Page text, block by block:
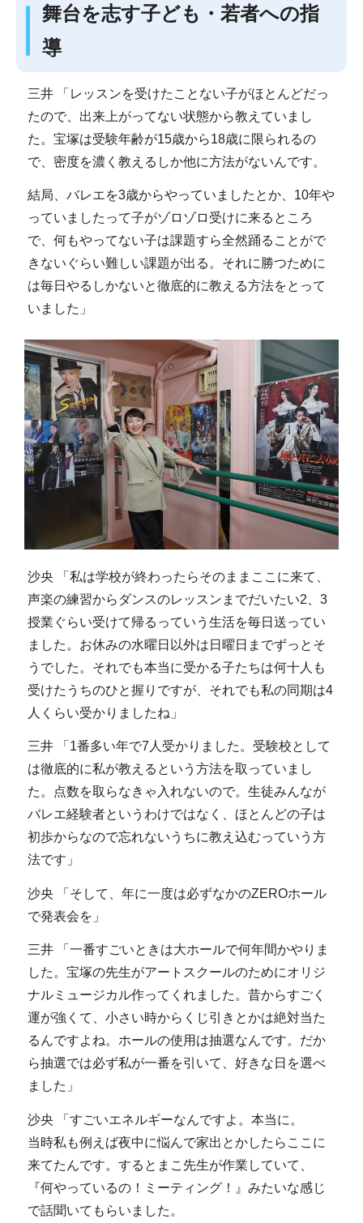
舞台を志す子ども・若者への指
導
三井 「レッスンを受けたことない子がほとんどだっ
たので、出来上がってない状態から教えていまし
た。宝塚は受験年齢が15歳から18歳に限られるの
で、密度を濃く教えるしか他に方法がないんです。
結局、バレエを3歳からやっていましたとか、10年や
っていましたって子がゾロゾロ受けに来るところ
で、何もやってない子は課題すら全然踊ることがで
きないぐらい難しい課題が出る。それに勝つために
は毎日やるしかないと徹底的に教える方法をとって
いました」
沙央 「私は学校が終わったらそのままここに来て、
声楽の練習からダンスのレッスンまでだいたい2、3
授業ぐらい受けて帰るっていう生活を毎日送ってい
ました。お休みの水曜日以外は日曜日までずっとそ
うでした。それでも本当に受かる子たちは何十人も
受けたうちのひと握りですが、それでも私の同期は4
人くらい受かりましたね」
三井 「1番多い年で7人受かりました。受験校として
は徹底的に私が教えるという方法を取っていまし
た。点数を取らなきゃ入れないので。生徒みんなが
バレエ経験者というわけではなく、ほとんどの子は
初歩からなので忘れないうちに教え込むっていう方
法です」
沙央 「そして、年に一度は必ずなかのZEROホール
で発表会を」
三井 「一番すごいときは大ホールで何年間かやりま
した。宝塚の先生がアートスクールのためにオリジ
ナルミュージカル作ってくれました。昔からすごく
運が強くて、小さい時からくじ引きとかは絶対当た
るんですよね。ホールの使用は抽選なんです。だか
ら抽選では必ず私が一番を引いて、好きな日を選べ
ました」
沙央 「すごいエネルギーなんですよ。本当に。
当時私も例えば夜中に悩んで家出とかしたらここに
来てたんです。するとまこ先生が作業していて、
『何やっているの！ミーティング！』みたいな感じ
で話聞いてもらいました。